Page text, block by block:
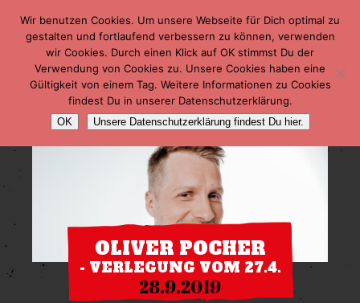
OLIVER POCHER
- VERLEGUNG VOM 27.4.
28.9.2019
Wir benutzen Cookies. Um unsere Webseite für Dich optimal zu
gestalten und fortlaufend verbessern zu können, verwenden
wir Cookies. Durch einen Klick auf OK stimmst Du der
Verwendung von Cookies zu. Unsere Cookies haben eine
Gültigkeit von einem Tag. Weitere Informationen zu Cookies
findest Du in unserer Datenschutzerklärung.
OK Unsere Datenschutzerklärung findest Du hier.